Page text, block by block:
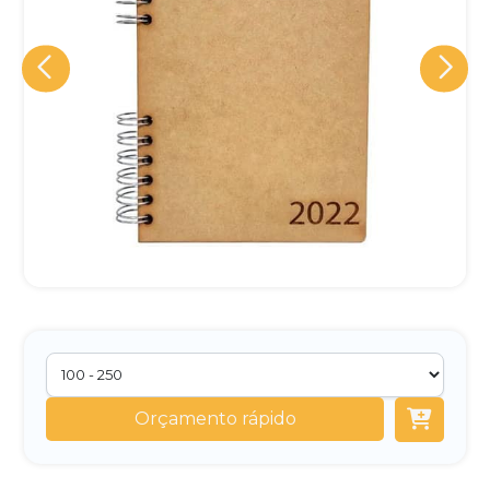
Orçamento rápido